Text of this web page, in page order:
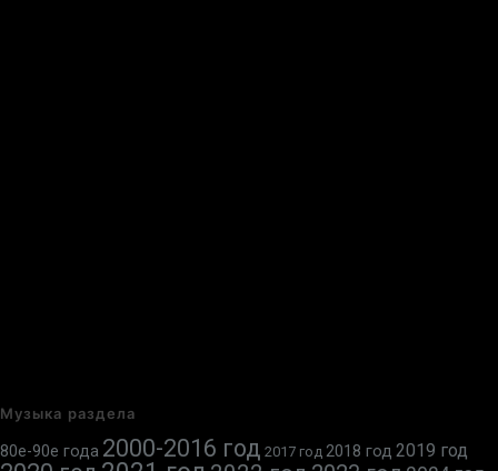
Музыка раздела
80е-90е года 2000-2016 год 2017 год 2018 год 2019 год